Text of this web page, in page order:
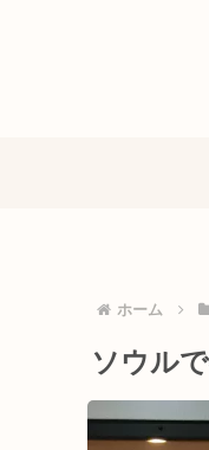
ホーム
ソウル